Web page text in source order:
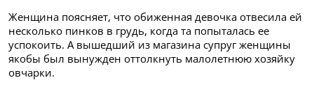
Женщина поясняет, что обиженная девочка отвесила ей
несколько пинков в грудь, когда та попыталась ее
успокоить. А вышедший из магазина супруг женщины
якобы был вынужден оттолкнуть малолетнюю хозяйку
овчарки.